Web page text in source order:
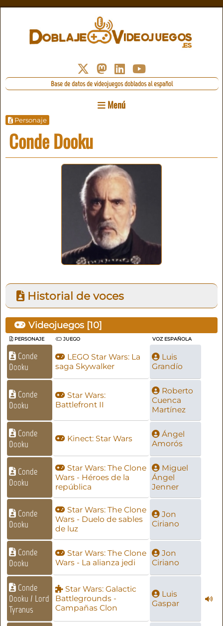
Base de datos de videojuegos doblados al español
Menú
Personaje
Conde Dooku
Historial de voces
Videojuegos [10]
PERSONAJE JUEGO VOZ ESPAÑOLA
Conde
Dooku
LEGO Star Wars: La
saga Skywalker
Luis
Grandío
Conde
Dooku
Star Wars:
Battlefront II
Roberto
Cuenca
Martínez
Conde
Dooku
Kinect: Star Wars
Ángel
Amorós
Conde
Dooku
Star Wars: The Clone
Wars - Héroes de la
república
Miguel
Ángel
Jenner
Conde
Dooku
Star Wars: The Clone
Wars - Duelo de sables
de luz
Jon
Ciriano
Conde
Dooku
Star Wars: The Clone
Wars - La alianza jedi
Jon
Ciriano
Conde
Dooku / Lord
Tyranus
Star Wars: Galactic
Battlegrounds -
Campañas Clon
Luis
Gaspar